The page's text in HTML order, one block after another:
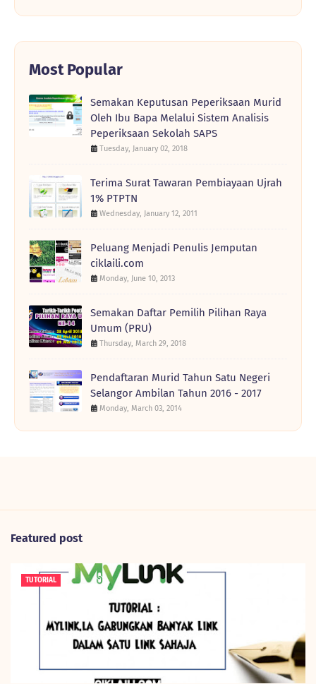
Most Popular
Semakan Keputusan Peperiksaan Murid
Oleh Ibu Bapa Melalui Sistem Analisis
Peperiksaan Sekolah SAPS
Tuesday, January 02, 2018
Terima Surat Tawaran Pembiayaan Ujrah
1% PTPTN
Wednesday, January 12, 2011
Peluang Menjadi Penulis Jemputan
ciklaili.com
Monday, June 10, 2013
Semakan Daftar Pemilih Pilihan Raya
Umum (PRU)
Thursday, March 29, 2018
Pendaftaran Murid Tahun Satu Negeri
Selangor Ambilan Tahun 2016 - 2017
Monday, March 03, 2014
Featured post
TUTORIAL